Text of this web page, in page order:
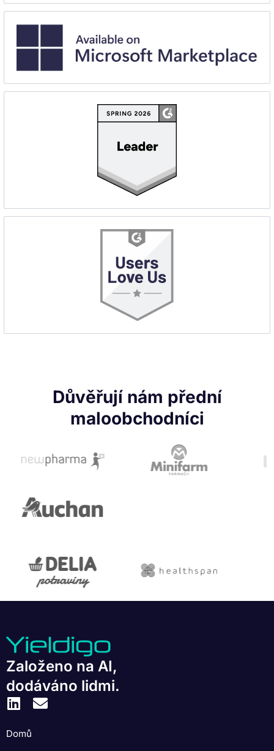
Důvěřují nám přední
maloobchodníci
Založeno na AI,
dodáváno lidmi.
Domů